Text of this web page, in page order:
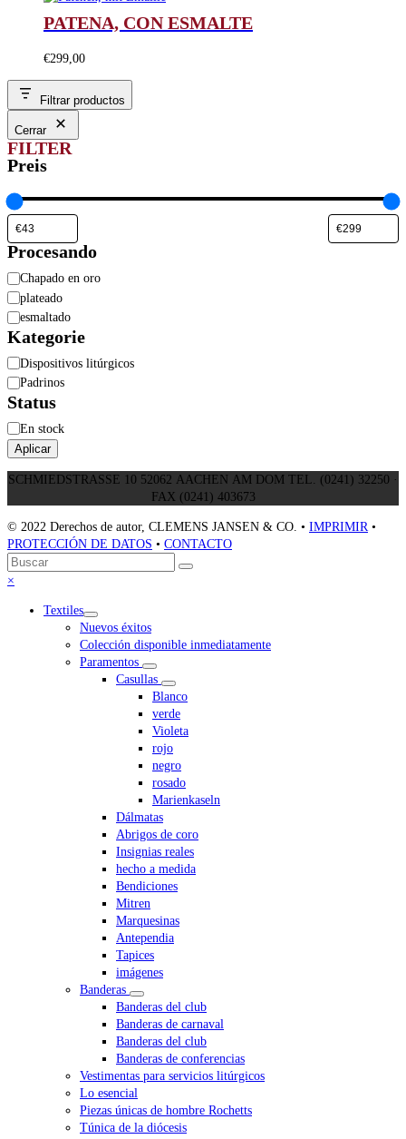
PATENA, CON ESMALTE
€299,00
Filtrar productos
Cerrar
FILTER
Preis
Procesando
Procesando
Chapado en oro
plateado
esmaltado
Kategorie
Categoría
Dispositivos litúrgicos
Padrinos
Status
Estado
En stock
Aplicar
SCHMIEDSTRASSE 10 52062 AACHEN AM DOM TEL. (0241) 32250 ·
FAX (0241) 403673
© 2022 Derechos de autor, CLEMENS JANSEN & CO. • IMPRIMIR•
PROTECCIÓN DE DATOS • CONTACTO
Volver
arriba
Buscar
Enviar
×
menu
Textiles
Nuevos éxitos
Colección disponible inmediatamente
Paramentos
Casullas
Blanco
verde
Violeta
rojo
negro
rosado
Marienkaseln
Dálmatas
Abrigos de coro
Insignias reales
hecho a medida
Bendiciones
Mitren
Marquesinas
Antependia
Tapices
imágenes
Banderas
Banderas del club
Banderas de carnaval
Banderas del club
Banderas de conferencias
Vestimentas para servicios litúrgicos
Lo esencial
Piezas únicas de hombre Rochetts
Túnica de la diócesis